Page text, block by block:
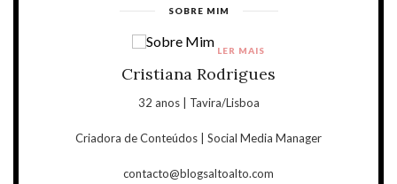
SOBRE MIM
Cristiana Rodrigues
32 anos | Tavira/Lisboa
Criadora de Conteúdos | Social Media Manager
contacto@blogsaltoalto.com
LER MAIS